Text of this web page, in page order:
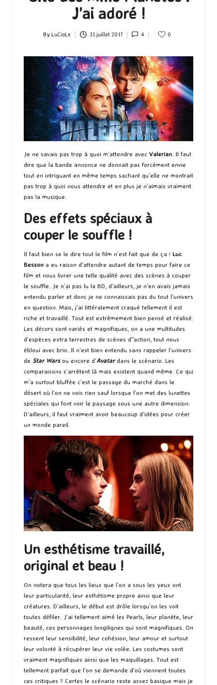
J’ai adoré !
Posted
By LuCioLe 31 juillet 2017 4 0
Je ne savais pas trop à quoi m’attendre avec Valerian. Il faut
dire que la bande annonce ne donnait pas forcément envie
tout en intriguant en même temps sachant qu’elle ne montrait
pas trop à quoi nous attendre et en plus je n’aimais vraiment
pas la musique.
Des effets spéciaux à
couper le souffle !
Il faut bien se le dire tout le film n’est fait que de ça ! Luc
Besson a eu raison d’attendre autant de temps pour faire ce
film et nous livrer une telle qualité avec des scènes à couper
le souffle. Je n’ai pas lu la BD, d’ailleurs, je n’en avais jamais
entendu parler et donc je ne connaissais pas du tout l’univers
en question. Mais, j’ai littéralement craqué tellement il est
riche et travaillé. Tout est extrêmement bien pensé et réalisé.
Les décors sont variés et magnifiques, on a une multitudes
d’espèces extra terrestres de scènes d”action, tout nous
ébloui avec brio. Il n’est bien entendu sans rappeler l’univers
de Star Wars ou encore d’Avatardans le scénario. Les
comparaisons s’arrêtent là mais existent quand même. Ce qui
m’a surtout bluffée c’est le passage du marché dans le
désert où l’on ne vois rien sauf lorsque l’on met des lunettes
spéciales qui font voir le paysage sous une autre dimension.
D’ailleurs, il faut vraiment avoir beaucoup d’idées pour créer
un monde pareil.
Un esthétisme travaillé,
original et beau !
On notera que tous les lieux que l’on a sous les yeux ont
leur particularité, leur esthétisme propre ainsi que leur
créatures. D’ailleurs, le début est drôle lorsqu’on les voit
toutes défiler. J’ai tellement aimé les Pearls, leur planète, leur
beauté, ces personnages longilignes qui sont magnifiques. On
ressent leur sensibilité, leur cohésion, leur amour et surtout
leur volonté à récupérer leur vie volée. Les costumes sont
vraiment magnifiques ainsi que les maquillages. Tout est
tellement parfait que l’on se demande d’où viennent toutes
ces critiques ? Certes le scénario reste assez basique mais je